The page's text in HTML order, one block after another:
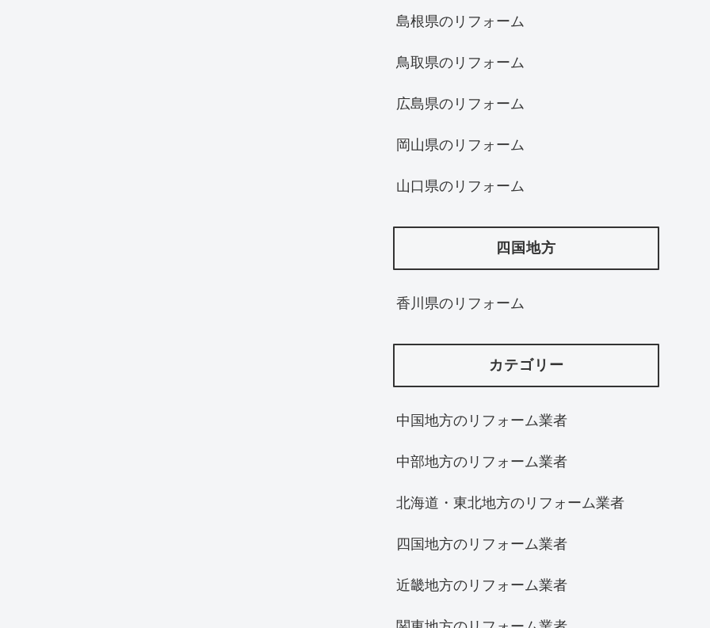
島根県のリフォーム
鳥取県のリフォーム
広島県のリフォーム
岡山県のリフォーム
山口県のリフォーム
四国地方
香川県のリフォーム
カテゴリー
中国地方のリフォーム業者
中部地方のリフォーム業者
北海道・東北地方のリフォーム業者
四国地方のリフォーム業者
近畿地方のリフォーム業者